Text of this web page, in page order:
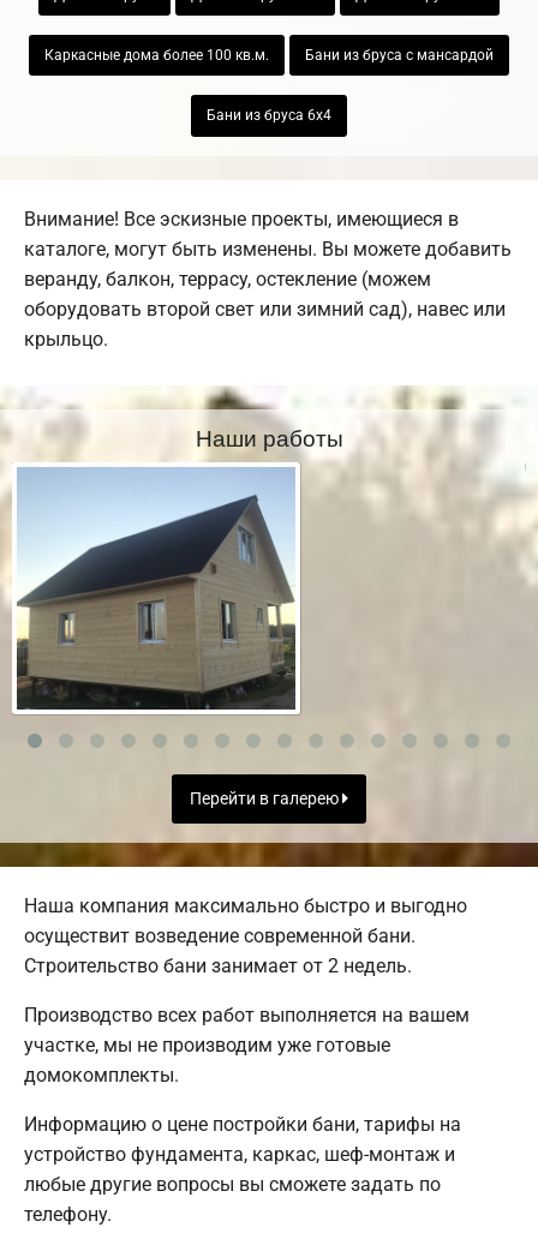
Каркасные дома более 100 кв.м. Бани из бруса с мансардой
Бани из бруса 6х4
Внимание! Все эскизные проекты, имеющиеся в
каталоге, могут быть изменены. Вы можете добавить
веранду, балкон, террасу, остекление (можем
оборудовать второй свет или зимний сад), навес или
крыльцо.
Наши работы
Перейти в галерею
Наша компания максимально быстро и выгодно
осуществит возведение современной бани.
Строительство бани занимает от 2 недель.
Производство всех работ выполняется на вашем
участке, мы не производим уже готовые
домокомплекты.
Информацию о цене постройки бани, тарифы на
устройство фундамента, каркас, шеф-монтаж и
любые другие вопросы вы сможете задать по
телефону.